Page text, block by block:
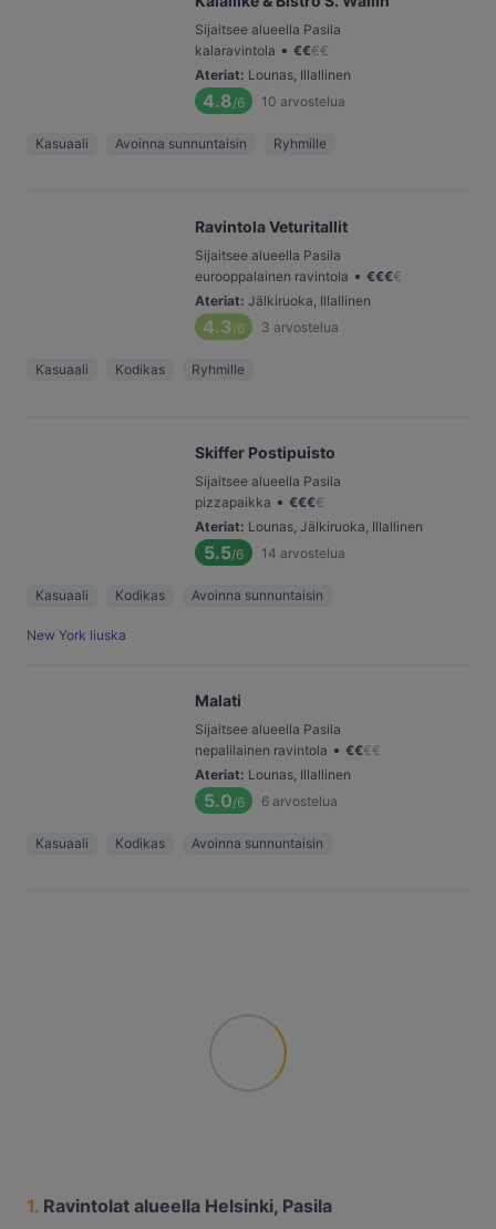
Sijaitsee alueella Pasila
kalaravintola • €€€€
Ateriat: Lounas, Illallinen
4.8/6 10 arvostelua
Kasuaali Avoinna sunnuntaisin Ryhmille
Ravintola Veturitallit
Sijaitsee alueella Pasila
eurooppalainen ravintola • €€€€
Ateriat: Jälkiruoka, Illallinen
4.3/6 3 arvostelua
Kasuaali Kodikas Ryhmille
Skiffer Postipuisto
Sijaitsee alueella Pasila
pizzapaikka • €€€€
Ateriat: Lounas, Jälkiruoka, Illallinen
5.5/6 14 arvostelua
Kasuaali Kodikas Avoinna sunnuntaisin
New York liuska
Malati
Sijaitsee alueella Pasila
nepalilainen ravintola • €€€€
Ateriat: Lounas, Illallinen
5.0/6 6 arvostelua
Kasuaali Kodikas Avoinna sunnuntaisin
1. Ravintolat alueella Helsinki, Pasila